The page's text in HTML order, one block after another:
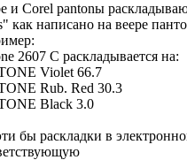
и Corel pantonы
как написано на веере
2607 C раскладывается на:
Violet 66.7
Rub. Red 30.3
Black 3.0
бы раскладки в